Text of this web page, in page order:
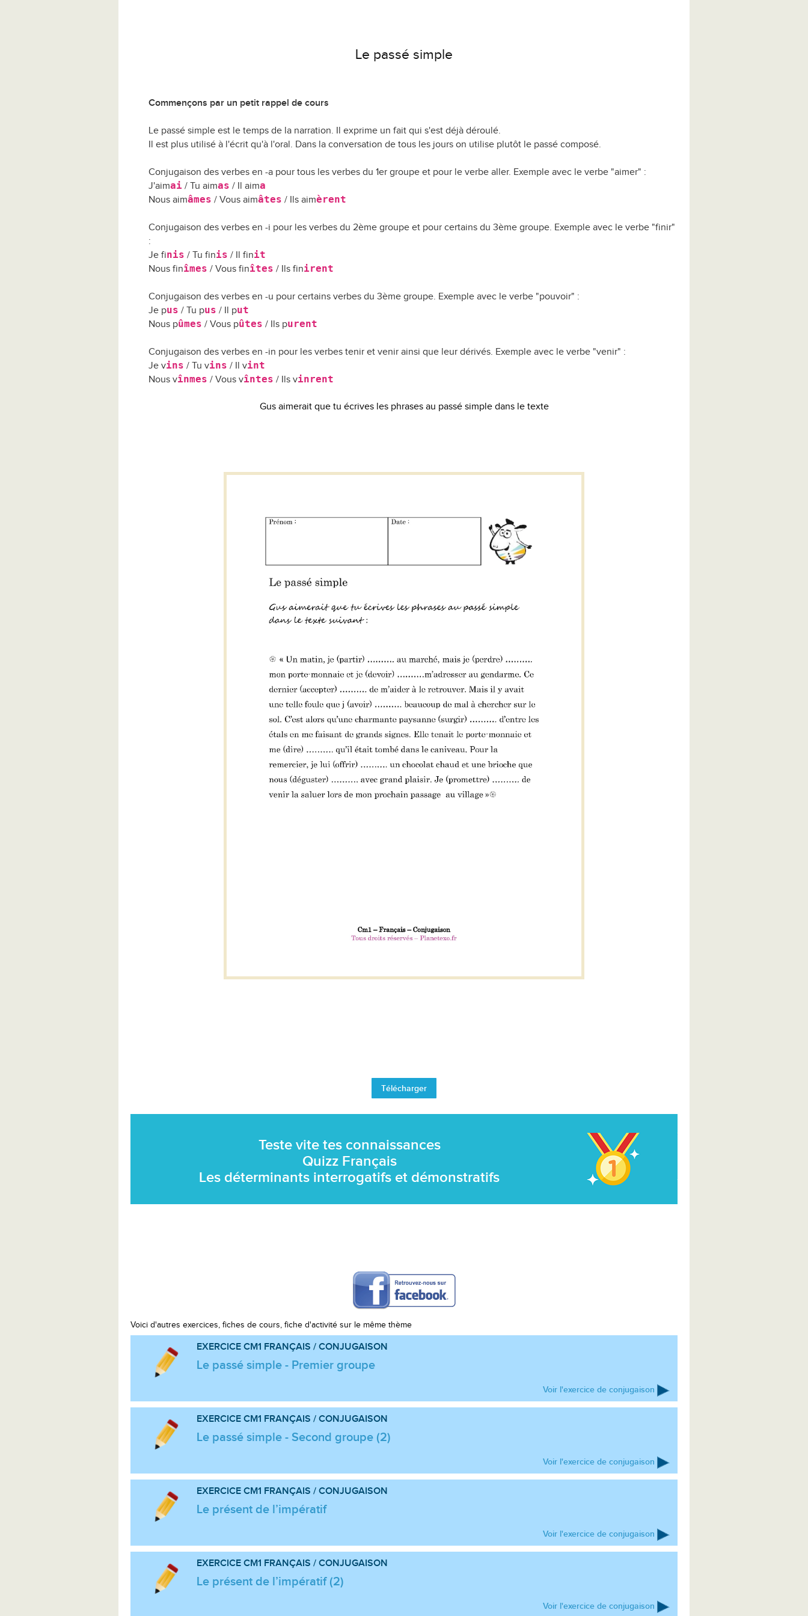
Le passé simple
Commençons par un petit rappel de cours
Le passé simple est le temps de la narration. Il exprime un fait qui s'est déjà déroulé.
Il est plus utilisé à l'écrit qu'à l'oral. Dans la conversation de tous les jours on utilise plutôt le passé composé.
Conjugaison des verbes en -a pour tous les verbes du 1er groupe et pour le verbe aller. Exemple avec le verbe "aimer" :
J'aimai / Tu aimas / Il aima
Nous aimâmes / Vous aimâtes / Ils aimèrent
Conjugaison des verbes en -i pour les verbes du 2ème groupe et pour certains du 3ème groupe. Exemple avec le verbe "finir"
:
Je finis / Tu finis / Il finit
Nous finîmes / Vous finîtes / Ils finirent
Conjugaison des verbes en -u pour certains verbes du 3ème groupe. Exemple avec le verbe "pouvoir" :
Je pus / Tu pus / Il put
Nous pûmes / Vous pûtes / Ils purent
Conjugaison des verbes en -in pour les verbes tenir et venir ainsi que leur dérivés. Exemple avec le verbe "venir" :
Je vins / Tu vins / Il vint
Nous vînmes / Vous vîntes / Ils vinrent
Gus aimerait que tu écrives les phrases au passé simple dans le texte
Télécharger
Teste vite tes connaissances
Quizz Français
Les déterminants interrogatifs et démonstratifs
Voici d'autres exercices, fiches de cours, fiche d'activité sur le même thème
EXERCICE CM1 FRANÇAIS / CONJUGAISON
Le passé simple - Premier groupe
Voir l'exercice de conjugaison
EXERCICE CM1 FRANÇAIS / CONJUGAISON
Le passé simple - Second groupe (2)
Voir l'exercice de conjugaison
EXERCICE CM1 FRANÇAIS / CONJUGAISON
Le présent de l’impératif
Voir l'exercice de conjugaison
EXERCICE CM1 FRANÇAIS / CONJUGAISON
Le présent de l’impératif (2)
Voir l'exercice de conjugaison